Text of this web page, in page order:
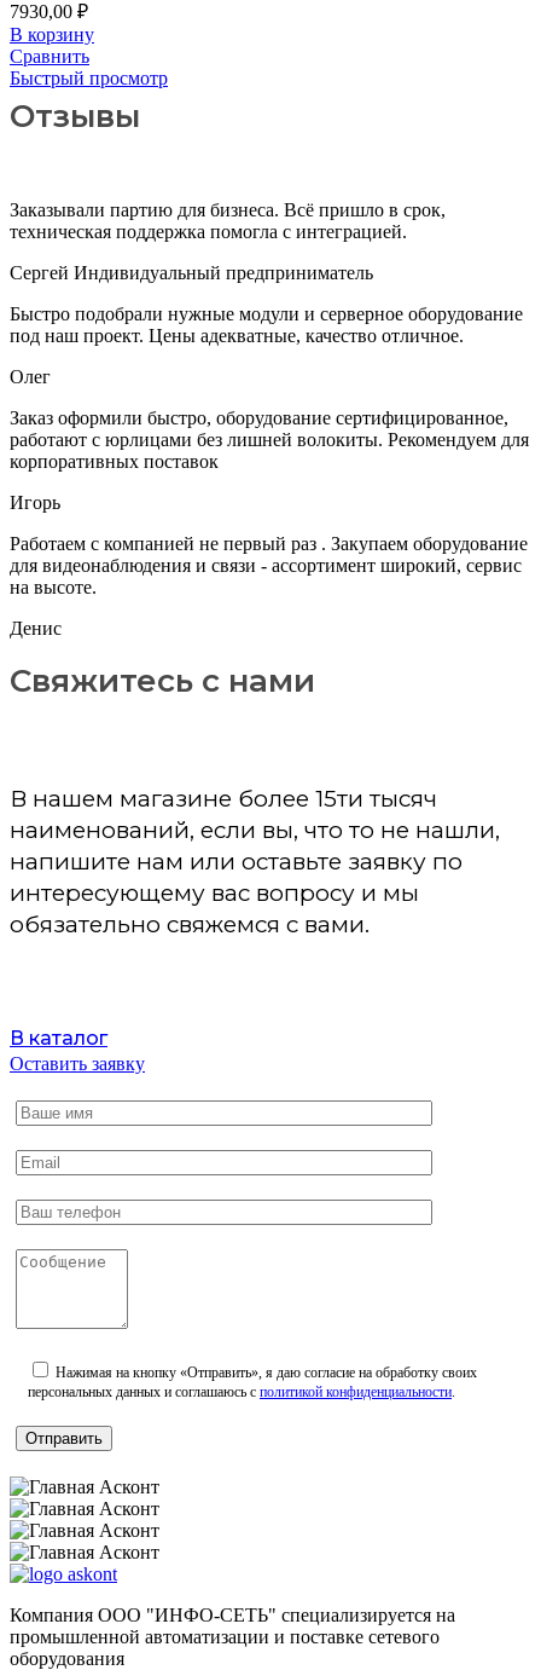
7930,00 ₽
В корзину
Сравнить
Быстрый просмотр
Отзывы
Заказывали партию для бизнеса. Всё пришло в срок,
техническая поддержка помогла с интеграцией.
Сергей Индивидуальный предприниматель
Быстро подобрали нужные модули и серверное оборудование
под наш проект. Цены адекватные, качество отличное.
Олег
Заказ оформили быстро, оборудование сертифицированное,
работают с юрлицами без лишней волокиты. Рекомендуем для
корпоративных поставок
Игорь
Работаем с компанией не первый раз . Закупаем оборудование
для видеонаблюдения и связи - ассортимент широкий, сервис
на высоте.
Денис
Свяжитесь с нами
В нашем магазине более 15ти тысяч
наименований, если вы, что то не нашли,
напишите нам или оставьте заявку по
интересующему вас вопросу и мы
обязательно свяжемся с вами.
В каталог
Оставить заявку
Нажимая на кнопку «Отправить», я даю согласие на обработку своих
персональных данных и соглашаюсь с политикой конфиденциальности
Компания ООО "ИНФО-СЕТЬ" специализируется на
промышленной автоматизации и поставке сетевого
оборудования